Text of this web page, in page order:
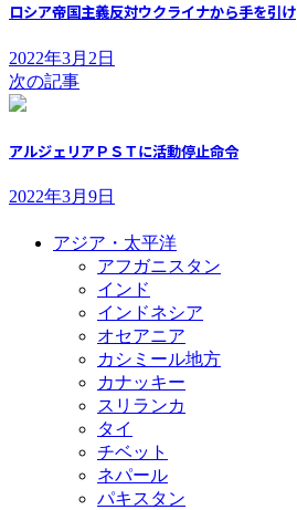
ロシア帝国主義反対ウクライナから手を引け
2022年3月2日
次の記事
アルジェリアＰＳＴに活動停止命令
2022年3月9日
アジア・太平洋
アフガニスタン
インド
インドネシア
オセアニア
カシミール地方
カナッキー
スリランカ
タイ
チベット
ネパール
パキスタン